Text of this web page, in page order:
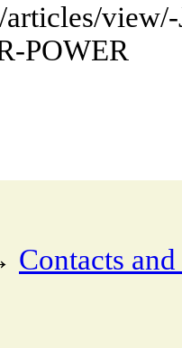
POWER
Contacts